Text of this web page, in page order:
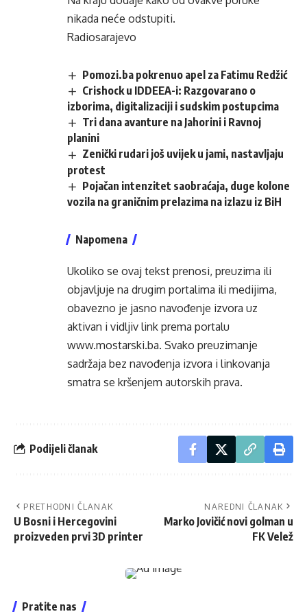
nikada neće odstupiti.
Radiosarajevo
Pomozi.ba pokrenuo apel za Fatimu Redžić
Crishock u IDDEEA-i: Razgovarano o
izborima, digitalizaciji i sudskim postupcima
Tri dana avanture na Jahorini i Ravnoj
planini
Zenički rudari još uvijek u jami, nastavljaju
protest
Pojačan intenzitet saobraćaja, duge kolone
vozila na graničnim prelazima na izlazu iz BiH
Napomena
Ukoliko se ovaj tekst prenosi, preuzima ili
objavljuje na drugim portalima ili medijima,
obavezno je jasno navođenje izvora uz
aktivan i vidljiv link prema portalu
www.mostarski.ba. Svako preuzimanje
sadržaja bez navođenja izvora i linkovanja
smatra se kršenjem autorskih prava.
Podijeli članak
PRETHODNI ČLANAK
U Bosni i Hercegovini
proizveden prvi 3D printer
NAREDNI ČLANAK
Marko Jovičić novi golman u
FK Velež
Pratite nas